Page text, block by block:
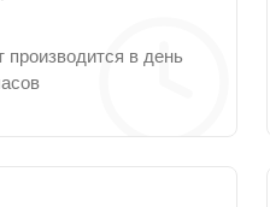
в день